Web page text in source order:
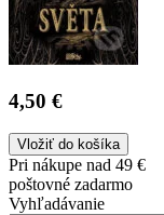
4,50 €
Vložiť do košíka
Pri nákupe nad 49 €
poštovné zadarmo
Vyhľadávanie